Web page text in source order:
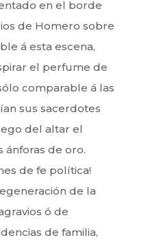
en el borde
de Homero sobre
á esta escena,
el perfume de
comparable á las
sus sacerdotes
del altar el
de oro.
de fe política!
de la
ó de
de familia,